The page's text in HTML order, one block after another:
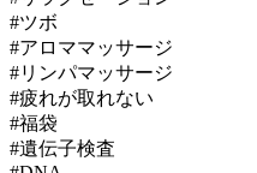
#ツボ
#アロママッサージ
#リンパマッサージ
#疲れが取れない
#福袋
#遺伝子検査